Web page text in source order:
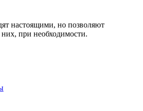
настоящими, но позволяют
при необходимости.